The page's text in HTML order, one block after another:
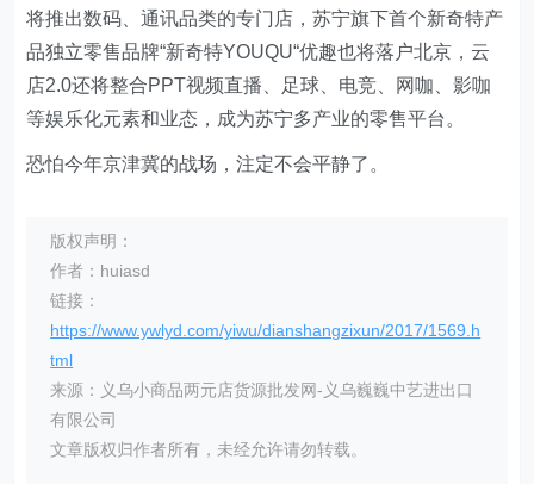
将推出数码、通讯品类的专门店，苏宁旗下首个新奇特产
品独立零售品牌“新奇特YOUQU“优趣也将落户北京，云
店2.0还将整合PPT视频直播、足球、电竞、网咖、影咖
等娱乐化元素和业态，成为苏宁多产业的零售平台。
恐怕今年京津冀的战场，注定不会平静了。
版权声明：
作者：huiasd
链接：
https://www.ywlyd.com/yiwu/dianshangzixun/2017/1569.h
tml
来源：义乌小商品两元店货源批发网-义乌巍巍中艺进出口
有限公司
文章版权归作者所有，未经允许请勿转载。